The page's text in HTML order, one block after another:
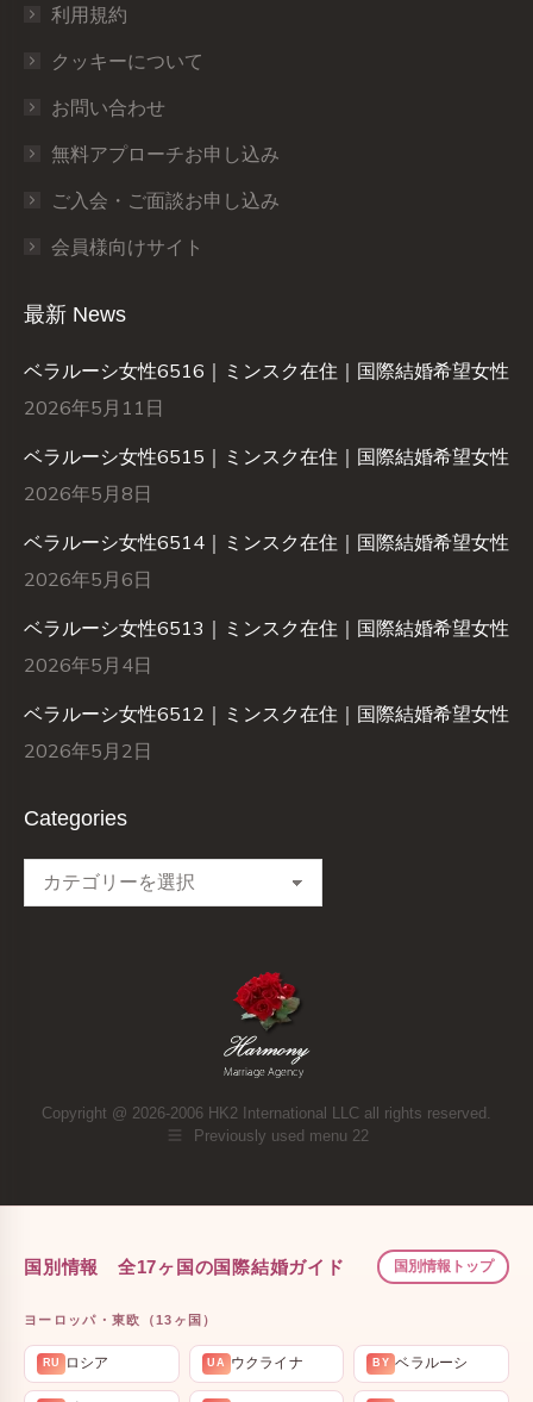
利用規約
クッキーについて
お問い合わせ
無料アプローチお申し込み
ご入会・ご面談お申し込み
会員様向けサイト
最新 News
ベラルーシ女性6516｜ミンスク在住｜国際結婚希望女性
2026年5月11日
ベラルーシ女性6515｜ミンスク在住｜国際結婚希望女性
2026年5月8日
ベラルーシ女性6514｜ミンスク在住｜国際結婚希望女性
2026年5月6日
ベラルーシ女性6513｜ミンスク在住｜国際結婚希望女性
2026年5月4日
ベラルーシ女性6512｜ミンスク在住｜国際結婚希望女性
2026年5月2日
Categories
Categories
Copyright @ 2026-2006 HK2 International LLC all rights reserved.
Previously used menu 22
国別情報 全17ヶ国の国際結婚ガイド 国別情報トップ
ヨーロッパ・東欧（13ヶ国）
RU ロシア UA ウクライナ BY ベラルーシ